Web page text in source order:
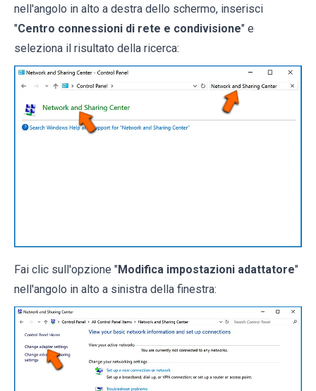
nell'angolo in alto a destra dello schermo, inserisci
"Centro connessioni di rete e condivisione" e
seleziona il risultato della ricerca:
Fai clic sull'opzione "Modifica impostazioni adattatore"
nell'angolo in alto a sinistra della finestra: